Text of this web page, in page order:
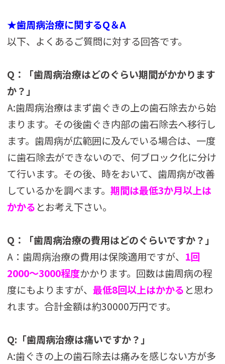
★歯周病治療に関するQ＆A
以下、よくあるご質問に対する回答です。
Q：「歯周病治療はどのぐらい期間がかかります
か？」
A:歯周病治療はまず歯ぐきの上の歯石除去から始
まります。その後歯ぐき内部の歯石除去へ移行し
ます。歯周病が広範囲に及んでいる場合は、一度
に歯石除去ができないので、何ブロック化に分け
て行います。その後、時をおいて、歯周病が改善
しているかを調べます。期間は最低3か月以上は
かかる とお考え下さい。
Q：「歯周病治療の費用はどのぐらいですか？」
A：歯周病治療の費用は保険適用ですが、 1回
2000～3000程度かかります。回数は歯周病の程
度にもよりますが、最低8回以上はかかる と思わ
れます。合計金額は約30000万円です。
Q:「歯周病治療は痛いですか？」
A:歯ぐきの上の歯石除去は痛みを感じない方が多